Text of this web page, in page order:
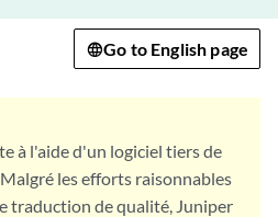
Go to English page
à l'aide d'un logiciel tiers de
les efforts raisonnables
traduction de qualité, Juniper